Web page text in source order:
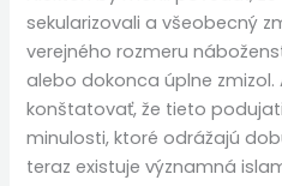
sekularizovali a všeobecný
verejného rozmeru
alebo dokonca úplne zmizol.
konštatovať, že tieto
minulosti, ktoré odrážajú
teraz existuje významná